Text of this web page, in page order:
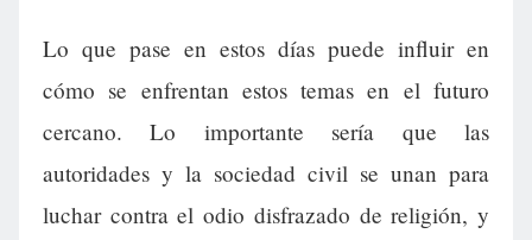
Lo que pase en estos días puede influir en
cómo se enfrentan estos temas en el futuro
cercano. Lo importante sería que las
autoridades y la sociedad civil se unan para
luchar contra el odio disfrazado de religión, y